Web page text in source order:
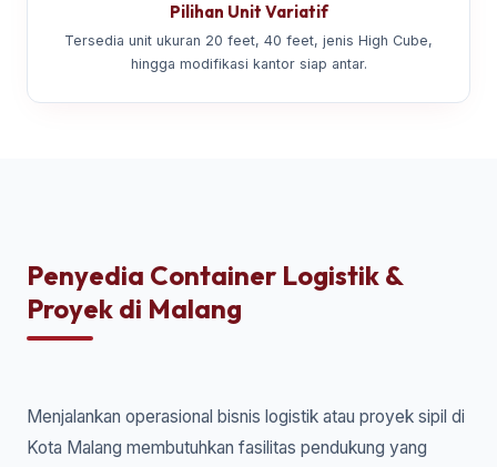
Pilihan Unit Variatif
Tersedia unit ukuran 20 feet, 40 feet, jenis High Cube,
hingga modifikasi kantor siap antar.
Penyedia Container Logistik &
Proyek di Malang
Menjalankan operasional bisnis logistik atau proyek sipil di
Kota Malang membutuhkan fasilitas pendukung yang